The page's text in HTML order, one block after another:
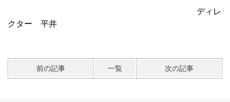
ディレ
クター 平井
前の記事 一覧 次の記事